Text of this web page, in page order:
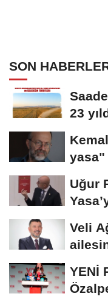
SON
23
yasa"
Uğur
Veli
tepki:
YENİ